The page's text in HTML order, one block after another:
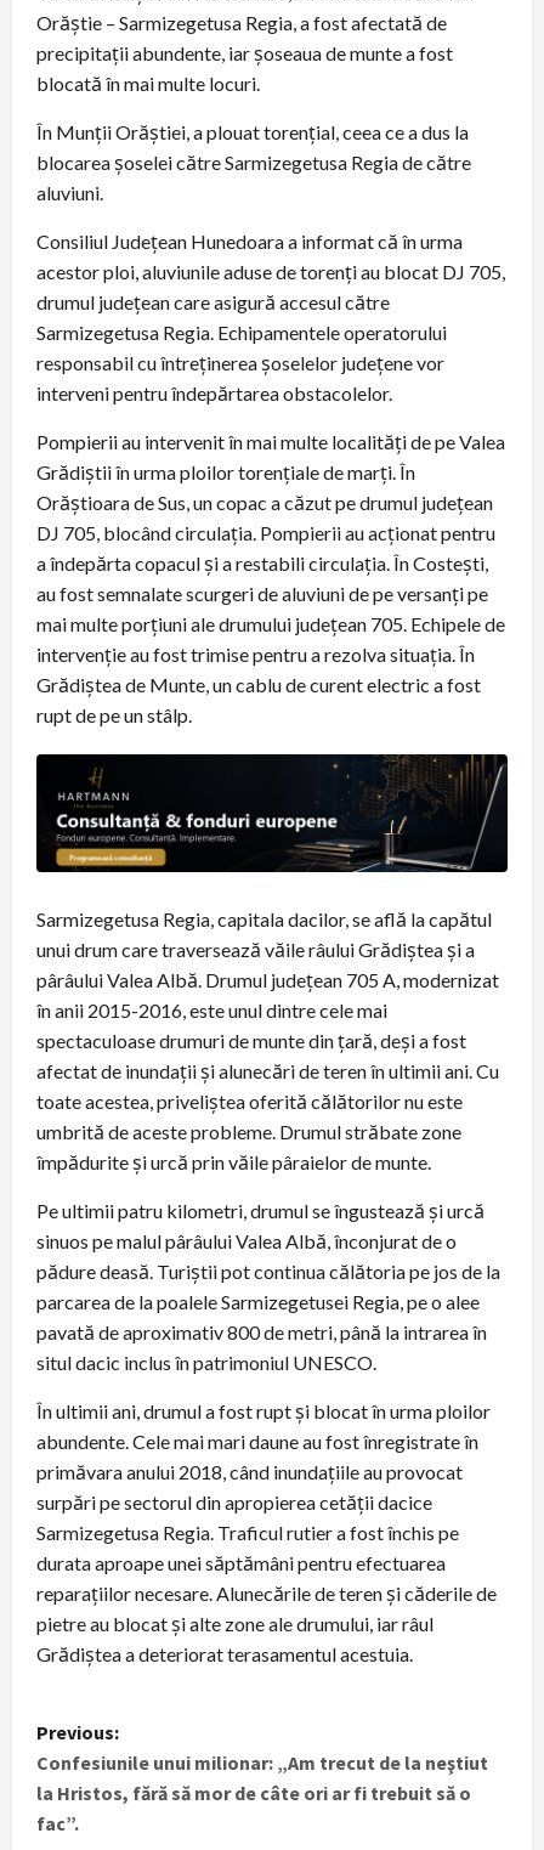
Orăștie – Sarmizegetusa Regia, a fost afectată de
precipitații abundente, iar șoseaua de munte a fost
blocată în mai multe locuri.
În Munții Orăștiei, a plouat torențial, ceea ce a dus la
blocarea șoselei către Sarmizegetusa Regia de către
aluviuni.
Consiliul Județean Hunedoara a informat că în urma
acestor ploi, aluviunile aduse de torenți au blocat DJ 705,
drumul județean care asigură accesul către
Sarmizegetusa Regia. Echipamentele operatorului
responsabil cu întreținerea șoselelor județene vor
interveni pentru îndepărtarea obstacolelor.
Pompierii au intervenit în mai multe localități de pe Valea
Grădiștii în urma ploilor torențiale de marți. În
Orăștioara de Sus, un copac a căzut pe drumul județean
DJ 705, blocând circulația. Pompierii au acționat pentru
a îndepărta copacul și a restabili circulația. În Costești,
au fost semnalate scurgeri de aluviuni de pe versanți pe
mai multe porțiuni ale drumului județean 705. Echipele de
intervenție au fost trimise pentru a rezolva situația. În
Grădiștea de Munte, un cablu de curent electric a fost
rupt de pe un stâlp.
Sarmizegetusa Regia, capitala dacilor, se află la capătul
unui drum care traversează văile râului Grădiștea și a
pârâului Valea Albă. Drumul județean 705 A, modernizat
în anii 2015-2016, este unul dintre cele mai
spectaculoase drumuri de munte din țară, deși a fost
afectat de inundații și alunecări de teren în ultimii ani. Cu
toate acestea, priveliștea oferită călătorilor nu este
umbrită de aceste probleme. Drumul străbate zone
împădurite și urcă prin văile pâraielor de munte.
Pe ultimii patru kilometri, drumul se îngustează și urcă
sinuos pe malul pârâului Valea Albă, înconjurat de o
pădure deasă. Turiștii pot continua călătoria pe jos de la
parcarea de la poalele Sarmizegetusei Regia, pe o alee
pavată de aproximativ 800 de metri, până la intrarea în
situl dacic inclus în patrimoniul UNESCO.
În ultimii ani, drumul a fost rupt și blocat în urma ploilor
abundente. Cele mai mari daune au fost înregistrate în
primăvara anului 2018, când inundațiile au provocat
surpări pe sectorul din apropierea cetății dacice
Sarmizegetusa Regia. Traficul rutier a fost închis pe
durata aproape unei săptămâni pentru efectuarea
reparațiilor necesare. Alunecările de teren și căderile de
pietre au blocat și alte zone ale drumului, iar râul
Grădiștea a deteriorat terasamentul acestuia.
P
o
s
Previous:
Confesiunile unui milionar: „Am trecut de la neştiut
la Hristos, fără să mor de câte ori ar fi trebuit să o
fac”.